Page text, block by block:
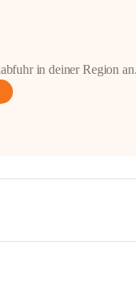
in deiner Region